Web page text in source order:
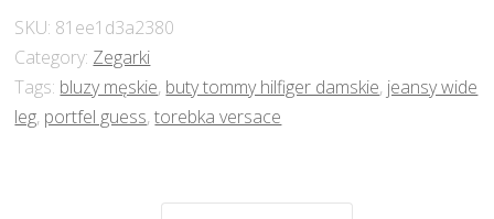
SKU: 81ee1d3a2380
Category: Zegarki
Tags: bluzy męskie, buty tommy hilfiger damskie, jeansy wide
leg, portfel guess,torebka versace